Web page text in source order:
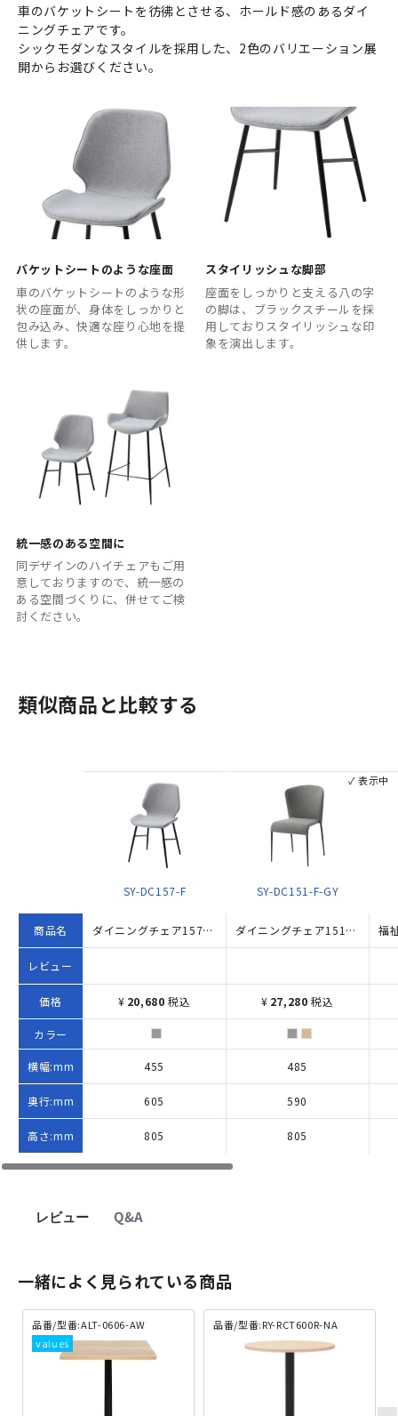
車のバケットシートを彷彿とさせる、ホールド感のあるダイ
ニングチェアです。
シックモダンなスタイルを採用した、2色のバリエーション展
開からお選びください。
バケットシートのような座面
車のバケットシートのような形
状の座面が、身体をしっかりと
包み込み、快適な座り心地を提
供します。
スタイリッシュな脚部
座面をしっかりと支える八の字
の脚は、ブラックスチールを採
用しておりスタイリッシュな印
象を演出します。
統一感のある空間に
同デザインのハイチェアもご用
意しておりますので、統一感の
ある空間づくりに、併せてご検
討ください。
類似商品と比較する
商品名
レビュー
価格
カラー
横幅:mm
奥行:mm
高さ:mm
SY-DC157-F
✓ 表示中
ダイニングチェア157F（W455×D605×H805）
¥ 20,680 税込
455
605
805
SY-DC151-F-GY
ダイニングチェア151F W485×D590×H805 グレー
¥ 27,280 税込
485
590
805
レビュー Q&A
一緒によく見られている商品
品番/型番:ALT-0606-AW 品番/型番:RY-RCT600R-NA